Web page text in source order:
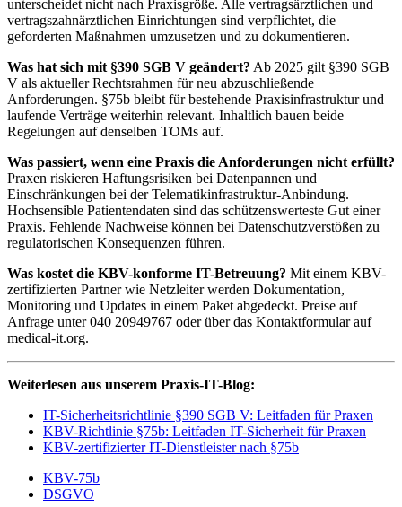
unterscheidet nicht nach Praxisgröße. Alle vertragsärztlichen und
vertragszahnärztlichen Einrichtungen sind verpflichtet, die
geforderten Maßnahmen umzusetzen und zu dokumentieren.
Was hat sich mit §390 SGB V geändert? Ab 2025 gilt §390 SGB
V als aktueller Rechtsrahmen für neu abzuschließende
Anforderungen. §75b bleibt für bestehende Praxisinfrastruktur und
laufende Verträge weiterhin relevant. Inhaltlich bauen beide
Regelungen auf denselben TOMs auf.
Was passiert, wenn eine Praxis die Anforderungen nicht erfüllt?
Praxen riskieren Haftungsrisiken bei Datenpannen und
Einschränkungen bei der Telematikinfrastruktur-Anbindung.
Hochsensible Patientendaten sind das schützenswerteste Gut einer
Praxis. Fehlende Nachweise können bei Datenschutzverstößen zu
regulatorischen Konsequenzen führen.
Was kostet die KBV-konforme IT-Betreuung? Mit einem KBV-
zertifizierten Partner wie Netzleiter werden Dokumentation,
Monitoring und Updates in einem Paket abgedeckt. Preise auf
Anfrage unter 040 20949767 oder über das Kontaktformular auf
medical-it.org.
Weiterlesen aus unserem Praxis-IT-Blog:
IT-Sicherheitsrichtlinie §390 SGB V: Leitfaden für Praxen
KBV-Richtlinie §75b: Leitfaden IT-Sicherheit für Praxen
KBV-zertifizierter IT-Dienstleister nach §75b
KBV-75b
DSGVO